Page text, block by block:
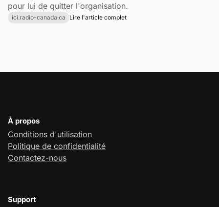
pour lui de quitter l'organisation.
ici.radio-canada.ca Lire l'article complet
À propos
Conditions d'utilisation
Politique de confidentialité
Contactez-nous
Support